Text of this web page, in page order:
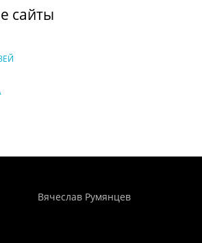
сайты
Вячеслав Румянцев